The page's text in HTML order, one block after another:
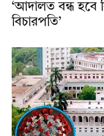
‘আদালত বন্ধ হবে
বিচারপতি’